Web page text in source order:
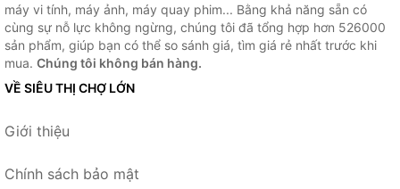
máy vi tính, máy ảnh, máy quay phim... Bằng khả năng sẵn có
cùng sự nỗ lực không ngừng, chúng tôi đã tổng hợp hơn 526000
sản phẩm, giúp bạn có thể so sánh giá, tìm giá rẻ nhất trước khi
mua. Chúng tôi không bán hàng.
VỀ SIÊU THỊ CHỢ LỚN
Giới thiệu
Chính sách bảo mật